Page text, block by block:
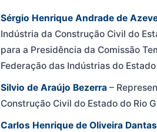
Sérgio Henrique Andrade de
Indústria da Construção Civil do
para a Presidência da Comissão
Federação das Indústrias do
Silvio de Araújo Bezerra –
Construção Civil do Estado do Rio
Carlos Henrique de Oliveira Dantas